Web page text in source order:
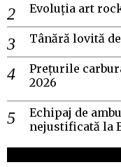
Evoluția art
Tânără lovită
Prețurile
2026
Echipaj de
nejustificată la